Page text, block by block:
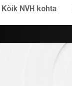
Kõik NVH kohta